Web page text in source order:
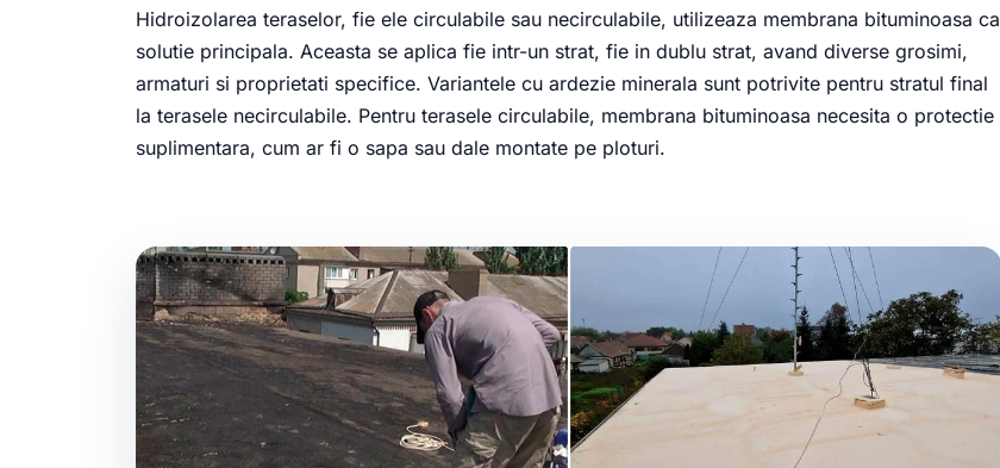
Hidroizolarea teraselor, fie ele circulabile sau necirculabile, utilizeaza membrana bituminoasa ca
solutie principala. Aceasta se aplica fie intr-un strat, fie in dublu strat, avand diverse grosimi,
armaturi si proprietati specifice. Variantele cu ardezie minerala sunt potrivite pentru stratul final
la terasele necirculabile. Pentru terasele circulabile, membrana bituminoasa necesita o protectie
suplimentara, cum ar fi o sapa sau dale montate pe ploturi.